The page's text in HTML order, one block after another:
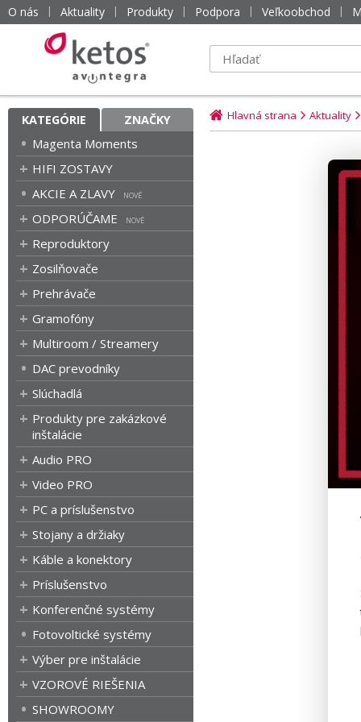
O nás Aktuality Produkty Podpora Veľkoobchod
KATEGÓRIE ZNAČKY
Magenta Moments
HIFI ZOSTAVY
AKCIE A ZLAVY
ODPORÚČAME
Reproduktory
Zosilňovače
Prehrávače
Gramofóny
Multiroom / Streamery
DAC prevodníky
Slúchadlá
Produkty pre zakázkové
inštalácie
Audio PRO
Video PRO
PC a príslušenstvo
Stojany a držiaky
Káble a konektory
Príslušenstvo
Konferenčné systémy
Fotovoltické systémy
Výber pre inštalácie
VZOROVÉ RIEŠENIA
SHOWROOMY
Hlavná strana Aktuality